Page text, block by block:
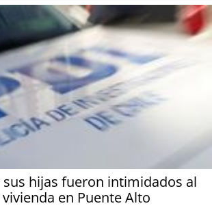
hijas fueron intimidados al
en Puente Alto